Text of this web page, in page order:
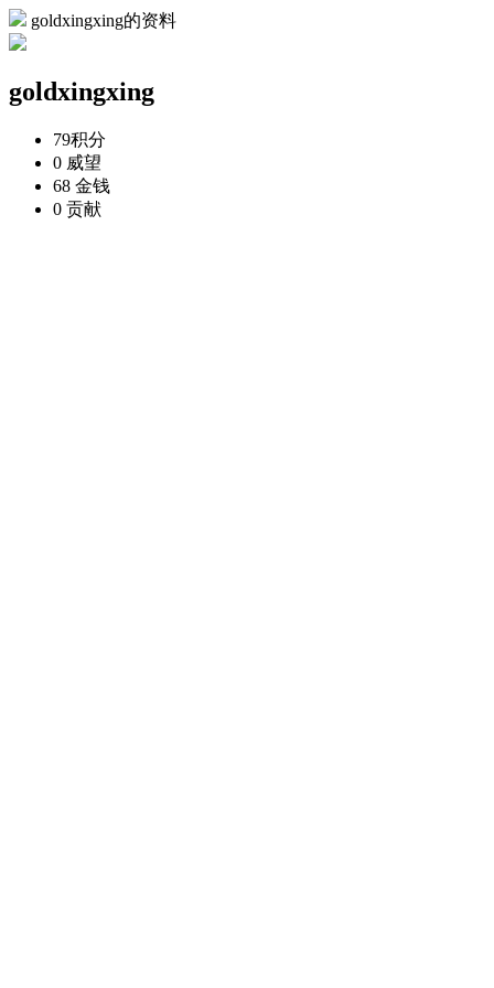
goldxingxing的资料
goldxingxing
79积分
0 威望
68 金钱
0 贡献